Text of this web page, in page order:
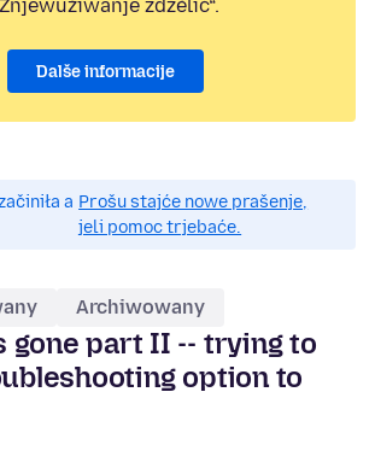
zdźělić“.
Dalše informacije
a Prošu stajće nowe prašenje,
jeli pomoc trjebaće.
Archiwowany
gone part II -- trying to
option to